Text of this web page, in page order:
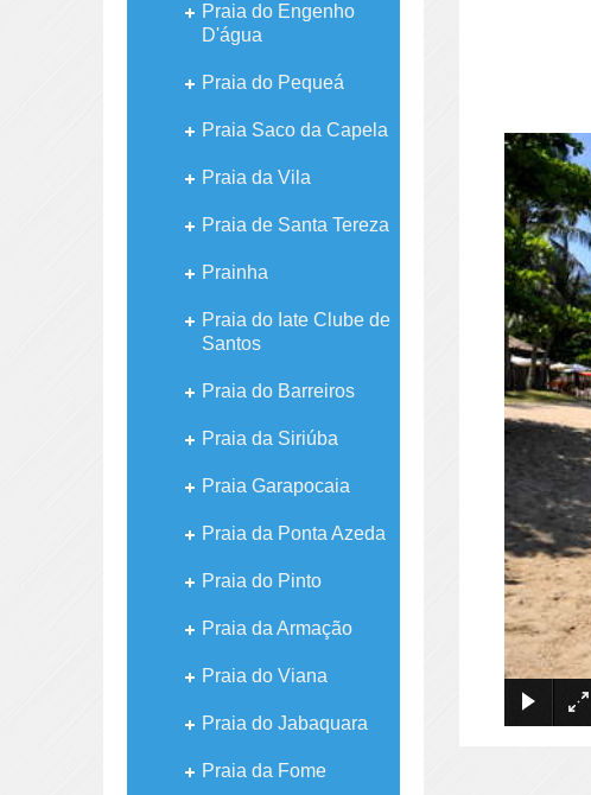
Praia do Engenho
D'água
Praia do Pequeá
Praia Saco da Capela
Praia da Vila
Praia de Santa Tereza
Prainha
Praia do Iate Clube de
Santos
Praia do Barreiros
Praia da Siriúba
Praia Garapocaia
Praia da Ponta Azeda
Praia do Pinto
Praia da Armação
Praia do Viana
Praia do Jabaquara
Praia da Fome